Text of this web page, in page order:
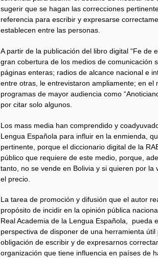
sugerir que se hagan las correcciones
referencia para escribir y expresarse
establecen entre las personas.
A partir de la publicación del libro digital “Fe
gran cobertura de los medios de comunicación
páginas enteras; radios de alcance nacional e
entre otras, le entrevistaron ampliamente; en el
programas de mayor audiencia como
por citar solo algunos.
Los mass media han comprendido y
Lengua Española para influir en la enmienda,
pertinente, porque el diccionario digital de la
público que requiere de este medio, porque,
tanto, no se vende en Bolivia y si quieren por
el precio.
La tarea de promoción y difusión que el autor
propósito de incidir en la opinión pública
Real Academia de la Lengua Española, pueda
perspectiva de disponer de una herramienta
obligación de escribir y de expresarnos
organización que tiene influencia en países de